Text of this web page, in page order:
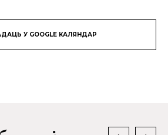
У GOOGLE КАЛЯНДАР